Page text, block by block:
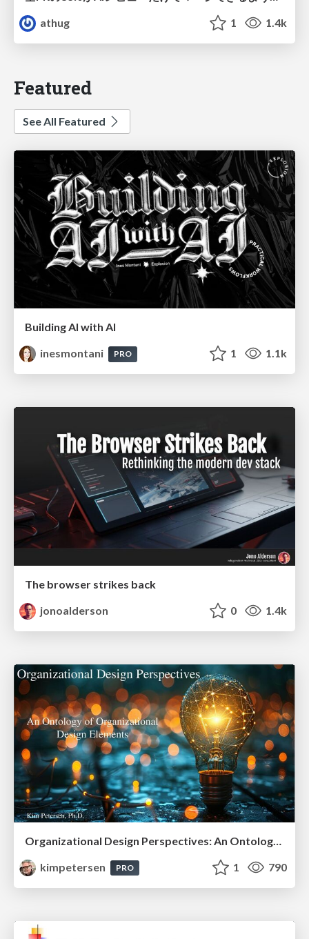
athug
1 1.4k
Featured
See All Featured
Building AI with AI
inesmontani
PRO 1 1.1k
The browser strikes back
jonoalderson
0 1.4k
Organizational Design Perspectives: An Ontology of Organizational Design Elements
kimpetersen
PRO 1 790